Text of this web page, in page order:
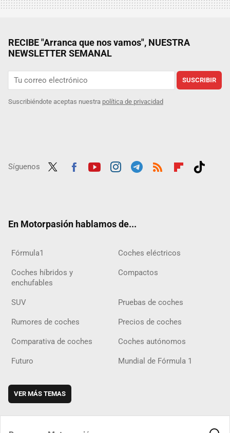
RECIBE "Arranca que nos vamos", NUESTRA
NEWSLETTER SEMANAL
SUSCRIBIR
Suscribiéndote aceptas nuestra política de privacidad
Síguenos
En Motorpasión hablamos de...
Fórmula1 Coches eléctricos
Coches híbridos y
enchufables
Compactos
SUV Pruebas de coches
Rumores de coches Precios de coches
Comparativa de coches Coches autónomos
Futuro Mundial de Fórmula 1
VER MÁS TEMAS